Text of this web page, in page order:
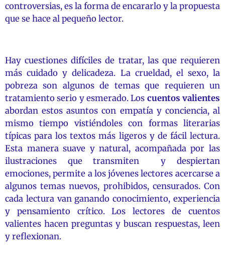
controversias, es la forma de encararlo y la propuesta
que se hace al pequeño lector.
Hay cuestiones difíciles de tratar, las que requieren
más cuidado y delicadeza. La crueldad, el sexo, la
pobreza son algunos de temas que requieren un
tratamiento serio y esmerado. Los cuentos valientes
abordan estos asuntos con empatía y conciencia, al
mismo tiempo vistiéndoles con formas literarias
típicas para los textos más ligeros y de fácil lectura.
Esta manera suave y natural, acompañada por las
ilustraciones que transmiten y despiertan
emociones, permite a los jóvenes lectores acercarse a
algunos temas nuevos, prohibidos, censurados. Con
cada lectura van ganando conocimiento, experiencia
y pensamiento crítico. Los lectores de cuentos
valientes hacen preguntas y buscan respuestas, leen
y reflexionan.